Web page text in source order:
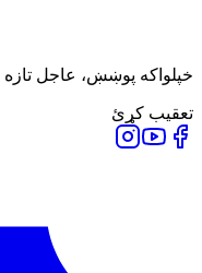
خپلواکه پوښښ، عاجل تازه
تعقیب کړئ